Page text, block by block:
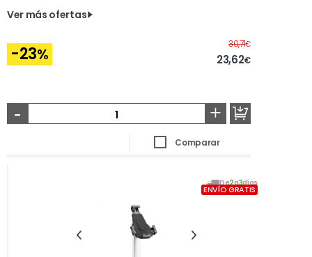
Ver más ofertas
-23%
30,71€Antes
23,62€
- +
Comparar
De2a3días
ENVÍO GRATIS